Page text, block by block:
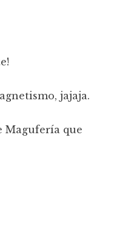
jajaja.
Magufería que